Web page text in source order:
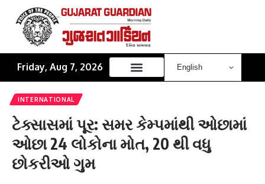
Friday, Aug 7, 2026
INTERNATIONAL
ટેક્સાસમાં પૂર: સમર કેમ્પમાંથી ઓછામાં
ઓછા 24 લોકોના મોત, 20 થી વધુ
છોકરીઓ ગુમ